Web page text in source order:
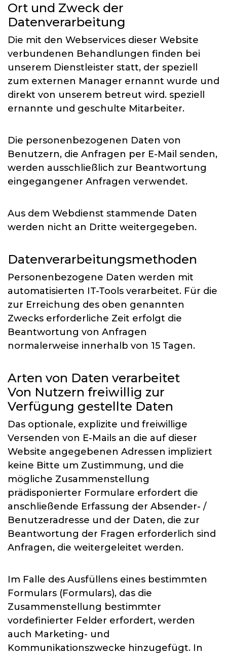
Ort und Zweck der
Datenverarbeitung
Die mit den Webservices dieser Website
verbundenen Behandlungen finden bei
unserem Dienstleister statt, der speziell
zum externen Manager ernannt wurde und
direkt von unserem betreut wird. speziell
ernannte und geschulte Mitarbeiter.
Die personenbezogenen Daten von
Benutzern, die Anfragen per E-Mail senden,
werden ausschließlich zur Beantwortung
eingegangener Anfragen verwendet.
Aus dem Webdienst stammende Daten
werden nicht an Dritte weitergegeben.
Datenverarbeitungsmethoden
Personenbezogene Daten werden mit
automatisierten IT-Tools verarbeitet. Für die
zur Erreichung des oben genannten
Zwecks erforderliche Zeit erfolgt die
Beantwortung von Anfragen
normalerweise innerhalb von 15 Tagen.
Arten von Daten verarbeitet
Von Nutzern freiwillig zur
Verfügung gestellte Daten
Das optionale, explizite und freiwillige
Versenden von E-Mails an die auf dieser
Website angegebenen Adressen impliziert
keine Bitte um Zustimmung, und die
mögliche Zusammenstellung
prädisponierter Formulare erfordert die
anschließende Erfassung der Absender- /
Benutzeradresse und der Daten, die zur
Beantwortung der Fragen erforderlich sind
Anfragen, die weitergeleitet werden.
Im Falle des Ausfüllens eines bestimmten
Formulars (Formulars), das die
Zusammenstellung bestimmter
vordefinierter Felder erfordert, werden
auch Marketing- und
Kommunikationszwecke hinzugefügt. In